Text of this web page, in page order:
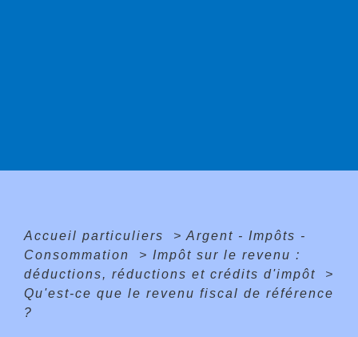
Accueil particuliers > Argent - Impôts -
Consommation
> Impôt sur le revenu :
déductions, réductions et crédits d'impôt
>
Qu'est-ce que le revenu fiscal de référence
?